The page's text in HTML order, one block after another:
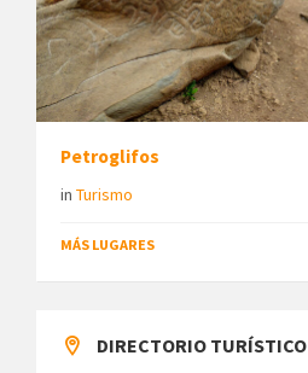
Petroglifos
in Turismo
MÁS LUGARES
DIRECTORIO TURÍSTICO